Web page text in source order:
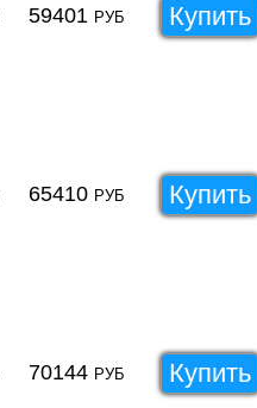
59401 РУБ Купить
65410 РУБ Купить
70144 РУБ Купить